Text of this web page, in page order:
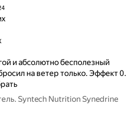
и абсолютно бесполезный
на ветер только. Эффект 0.
Syntech Nutrition Synedrine